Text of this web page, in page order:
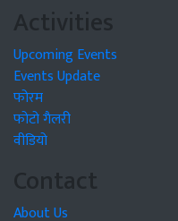
Activities
Upcoming Events
Events Update
फोरम
फोटो गैलरी
वीडियो
Contact
About Us